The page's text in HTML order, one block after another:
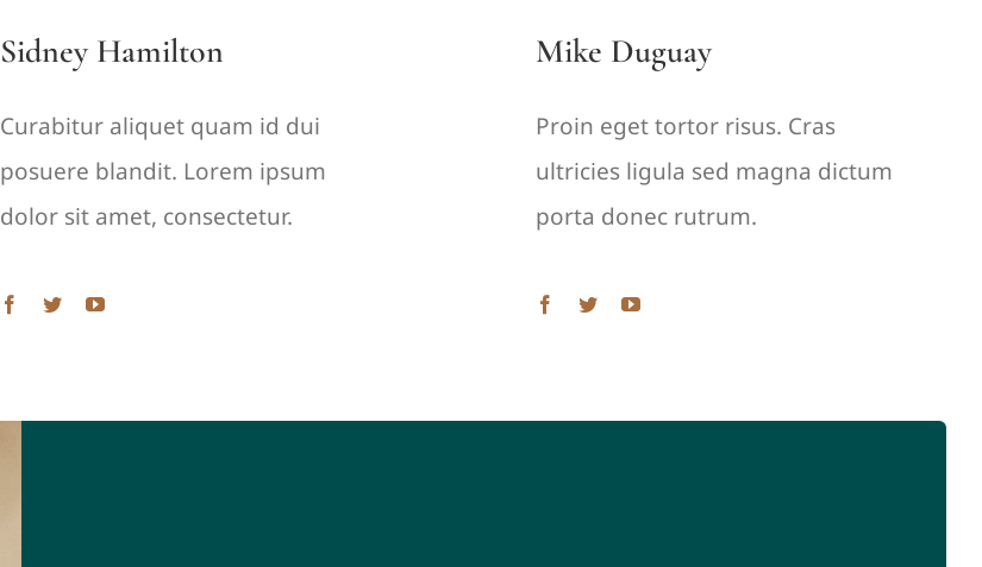
Sidney Hamilton
Curabitur aliquet quam id dui
posuere blandit. Lorem ipsum
dolor sit amet, consectetur.
Mike Duguay
Proin eget tortor risus. Cras
ultricies ligula sed magna dictum
porta donec rutrum.